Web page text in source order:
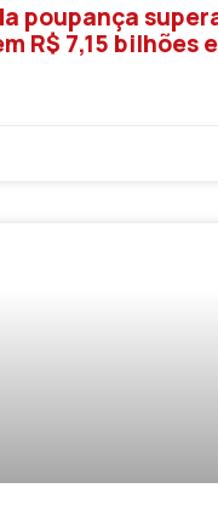
poupança
R$ 7,15 bilhões